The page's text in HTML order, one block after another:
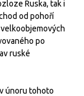
Ruska, tak i
od pohoří
po
ruské
únoru tohoto